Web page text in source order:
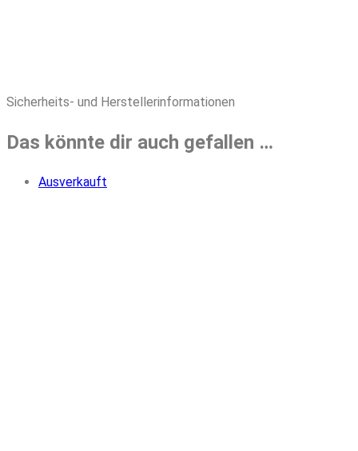
Sicherheits- und Herstellerinformationen
Das könnte dir auch gefallen …
Ausverkauft